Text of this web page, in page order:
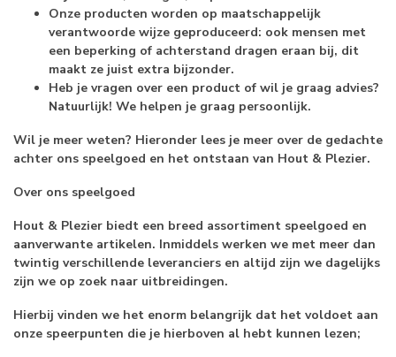
Onze producten worden op maatschappelijk
verantwoorde wijze geproduceerd: ook mensen met
een beperking of achterstand dragen eraan bij, dit
maakt ze juist extra bijzonder.
Heb je vragen over een product of wil je graag advies?
Natuurlijk! We helpen je graag persoonlijk.
Wil je meer weten? Hieronder lees je meer over de gedachte
achter ons speelgoed en het ontstaan van Hout & Plezier.
Over ons speelgoed
Hout & Plezier biedt een breed assortiment speelgoed en
aanverwante artikelen. Inmiddels werken we met meer dan
twintig verschillende leveranciers en altijd zijn we dagelijks
zijn we op zoek naar uitbreidingen.
Hierbij vinden we het enorm belangrijk dat het voldoet aan
onze speerpunten die je hierboven al hebt kunnen lezen;